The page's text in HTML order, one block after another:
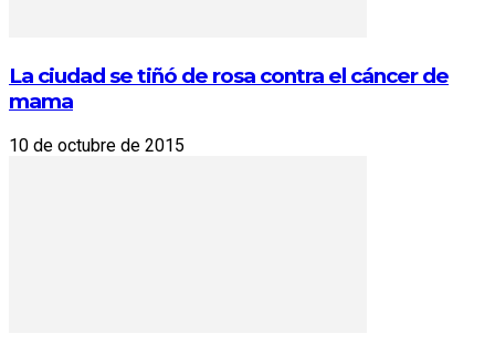
La ciudad se tiñó de rosa contra el cáncer de
mama
10 de octubre de 2015